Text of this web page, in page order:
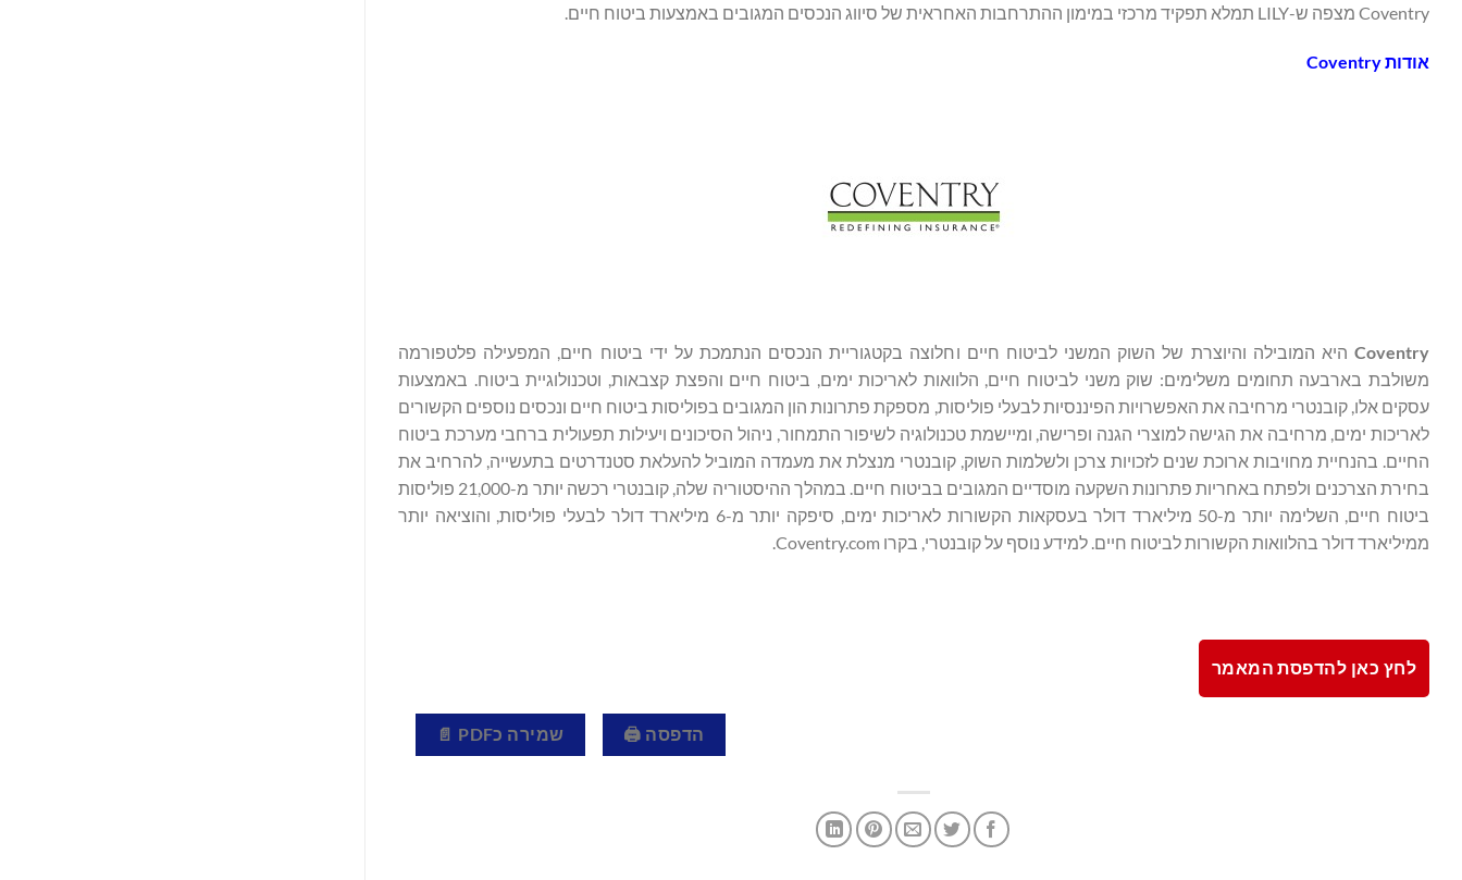
Coventry מצפה ש-LILY תמלא תפקיד מרכזי במימון ההתרחבות האחראית של סיווג הנכסים המגובים באמצעות ביטוח חיים.
אודותCoventry
Coventry היא המובילה והיוצרת של השוק המשני לביטוח חיים וחלוצה בקטגוריית הנכסים הנתמכת על ידי ביטוח חיים, המפעילה פלטפורמה
משולבת בארבעה תחומים משלימים: שוק משני לביטוח חיים, הלוואות לאריכות ימים, ביטוח חיים והפצת קצבאות, וטכנולוגיית ביטוח. באמצעות
עסקים אלו, קובנטרי מרחיבה את האפשרויות הפיננסיות לבעלי פוליסות, מספקת פתרונות הון המגובים בפוליסות ביטוח חיים ונכסים נוספים הקשורים
לאריכות ימים, מרחיבה את הגישה למוצרי הגנה ופרישה, ומיישמת טכנולוגיה לשיפור התמחור, ניהול הסיכונים ויעילות תפעולית ברחבי מערכת ביטוח
החיים. בהנחיית מחויבות ארוכת שנים לזכויות צרכן ולשלמות השוק, קובנטרי מנצלת את מעמדה המוביל להעלאת סטנדרטים בתעשייה, להרחיב את
בחירת הצרכנים ולפתח באחריות פתרונות השקעה מוסדיים המגובים בביטוח חיים. במהלך ההיסטוריה שלה, קובנטרי רכשה יותר מ-21,000 פוליסות
ביטוח חיים, השלימה יותר מ-50 מיליארד דולר בעסקאות הקשורות לאריכות ימים, סיפקה יותר מ-6 מיליארד דולר לבעלי פוליסות, והוציאה יותר
ממיליארד דולר בהלוואות הקשורות לביטוח חיים. למידע נוסף על קובנטרי, בקרו Coventry.com.
לחץ כאן להדפסת המאמר
הדפסה 🖨 שמירה כPDF 📄